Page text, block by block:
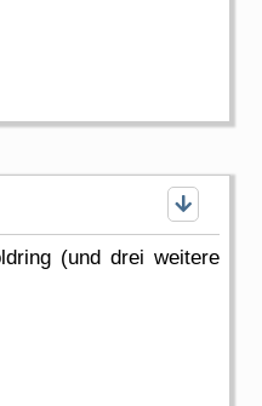
(und drei weitere